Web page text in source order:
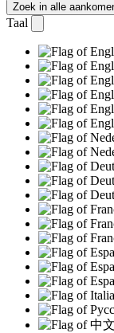
Zoek in alle
Taal